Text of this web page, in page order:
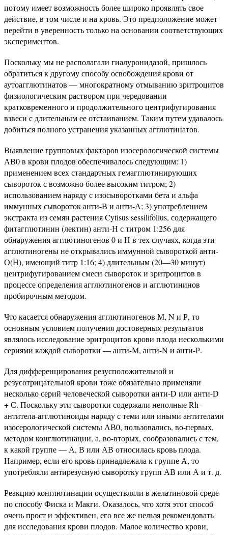
потому имеет возможность более широко проявлять свое
действие, в том числе и на кровь. Это предположение может
перейти в уверенность только на основании соответствующих
экспериментов.
Поскольку мы не располагали гиалуронидазой, пришлось
обратиться к другому способу освобождения крови от
аутоагглютинатов — многократному отмыванию эритроцитов
физиологическим раствором при чередовании
кратковременного и продолжительного центрифугирования
взвеси с длительным ее отстаиванием. Таким путем удавалось
добиться полного устранения указанных агглютинатов.
Выявление групповых факторов изосерологической системы
АВ0 в крови плодов обеспечивалось следующим: 1)
применением всех стандартных гемагглютинирующих
сывороток с возможно более высоким титром; 2)
использованием наряду с изосыворотками бета и альфа
иммунных сывороток анти-В и анти-А; 3) употреблением
экстракта из семян растения Cytisus sessilifolius, содержащего
фитагглютинин (лектин) анти-Н с титром 1:256 для
обнаружения агглютиногенов 0 и Н в тех случаях, когда эти
агглютиногены не открывались иммунной сывороткой анти-
О(Н), имеющий титр 1:16; 4) длительным (20—30 минут)
центрифугированием смеси сывороток и эритроцитов в
процессе определения агглютиногенов и агглютининов
пробирочным методом.
Что касается обнаружения агглютиногенов М, N и Р, то
основным условием получения достоверных результатов
являлось исследование эритроцитов крови плода несколькими
сериями каждой сыворотки — анти-М, анти-N и анти-Р.
Для дифференцирования резусположительной и
резусотрицательной крови тоже обязательно применяли
несколько серий человеческой сыворотки анти-D или анти-D
+ С. Поскольку эти сыворотки содержали неполные Rh-
антитела-агглютиноиды наряду с теми или иными антителами
изосерологической системы АВ0, пользовались, во-первых,
методом конглютинации, а, во-вторых, сообразовались с тем,
к какой группе — А, В или АВ относилась кровь плода.
Например, если его кровь принадлежала к группе А, то
употребляли антирезусную сыворотку групп АВ или А и т. д.
Реакцию конглютинации осуществляли в желатиновой среде
по способу Фиска и Макги. Оказалось, что хотя этот способ
очень прост и эффективен, его все же нельзя рекомендовать
для исследования крови плодов. Малое количество крови,